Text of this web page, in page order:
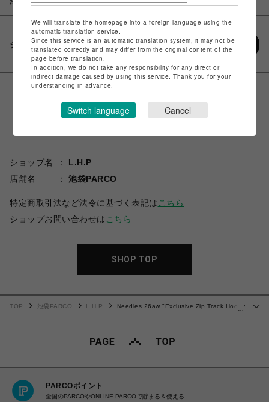
シェアする
ショップ名
L.H.P
店舗名
池袋PARCO
特定商取引法など法令に基づく表記は こちら
ショップお問い合わせは こちら
SHOP TOP
…
TOP 池袋PARCO L.H.P
Needles 26aw "Exclusive Zip Track Hoody
PARCOポイント
全国のPARCOやONLINE PARCOで貯まる＆使える
We will translate the homepage into a foreign language using the
automatic translation service.
Since this service is an automatic translation system, it may not be
translated correctly and may differ from the original content of the
page before translation.
In addition, we do not take any responsibility for any direct or
indirect damage caused by using this service. Thank you for your
understanding in advance.
Switch language Cancel